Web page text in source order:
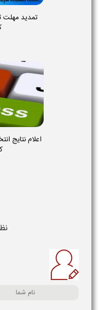
تمدید مهلت
اعلام نتایج